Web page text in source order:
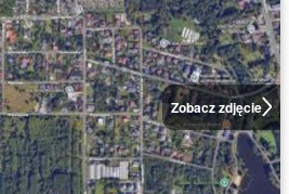
Zobacz zdjęcie